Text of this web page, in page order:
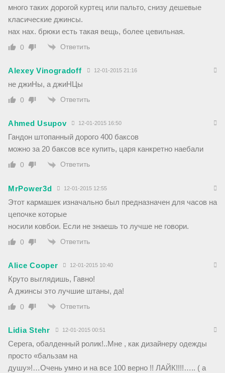
много таких дорогой куртец или пальто, снизу дешевые
класические джинсы.
нах нах. брюки есть такая вещь, более цевильная.
0 Ответить
Alexey Vinogradoff 12-01-2015 21:16
не джиНы, а джиНЦы
0 Ответить
Ahmed Usupov 12-01-2015 16:50
Гандон штопанный дорого 400 баксов
можно за 20 баксов все купить, царя канкретно наебали
0 Ответить
MrPower3d 12-01-2015 12:55
Этот кармашек изначально был предназначен для часов на
цепочке которые
носили ковбои. Если не знаешь то лучше не говори.
0 Ответить
Alice Cooper 12-01-2015 10:40
Круто выглядишь, Гавно!
А джинсы это лучшие штаны, да!
0 Ответить
Lidia Stehr 12-01-2015 00:51
Серега, обалденный ролик!..Мне , как дизайнеру одежды
просто «бальзам на
душу»!…Очень умно и на все 100 верно !! ЛАЙК!!!!….. ( а